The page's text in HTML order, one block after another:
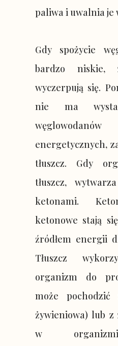
paliwa i uwalnia je
Gdy spożycie
bardzo niskie,
wyczerpują się.
nie ma
energetycznych,
tłuszcz. Gdy
tłuszcz,
ketonami.
ketonowe stają
źródłem energii
Tłuszcz
organizm do
może
żywieniowa) lub z
w